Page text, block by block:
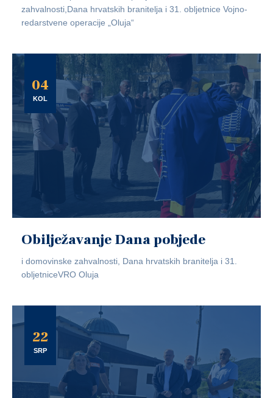
zahvalnosti,Dana hrvatskih branitelja i 31. obljetnice Vojno-
redarstvene operacije „Oluja“
04
KOL
Obilježavanje Dana pobjede
i domovinske zahvalnosti, Dana hrvatskih branitelja i 31.
obljetniceVRO Oluja
22
SRP